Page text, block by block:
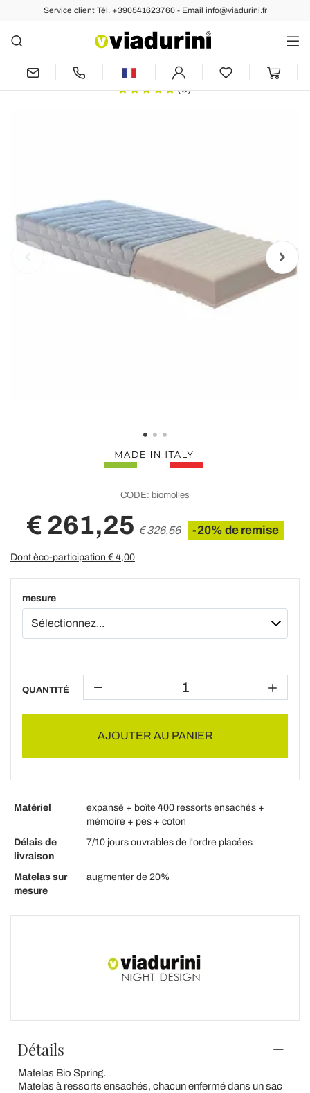
Service client Tél. +390541623760 - Email info@viadurini.fr
Arrière Précédent Suivant
Matelas simple avec ressorts ensachés
anti-acariens Bio Molle
(0)
CODE: biomolles
€ 261,25 € 326,56 -20% de remise
Dont èco-participation € 4,00
mesure
QUANTITÉ
AJOUTER AU PANIER
Matériel
expansé + boîte 400 ressorts ensachés +
mémoire + pes + coton
Délais de
livraison
7/10 jours ouvrables de l'ordre placées
Matelas sur
mesure
augmenter de 20%
Détails
Matelas Bio Spring.
Matelas à ressorts ensachés, chacun enfermé dans un sac